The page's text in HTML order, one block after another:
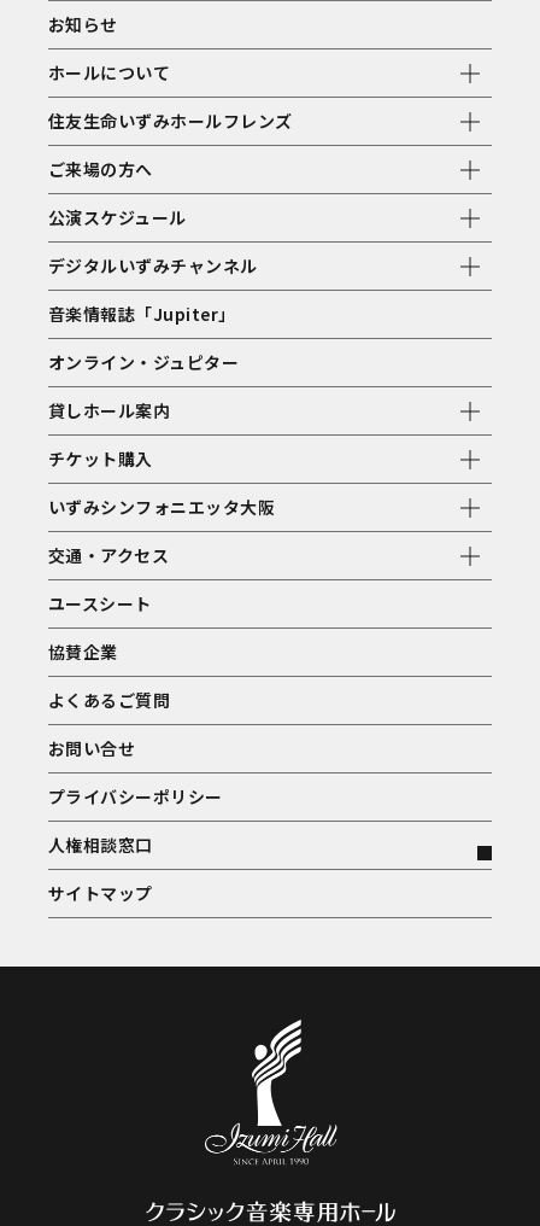
お知らせ
ホールについて
住友生命いずみホールフレンズ
ご来場の方へ
公演スケジュール
デジタルいずみチャンネル
音楽情報誌「Jupiter」
オンライン・ジュピター
貸しホール案内
チケット購入
いずみシンフォニエッタ大阪
交通・アクセス
ユースシート
協賛企業
よくあるご質問
お問い合せ
プライバシーポリシー
人権相談窓口
サイトマップ